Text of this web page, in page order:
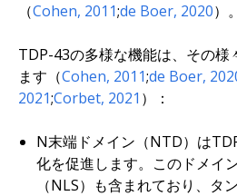
（Cohen, 2011;de Boer, 2020）。
TDP-43の多様な機能は、その様
ます（Cohen, 2011;de Boer,
2021;Corbet, 2021 ）：
N末端ドメイン（NTD）は
化を促進します。このドメイ
（NLS）も含まれており、タ